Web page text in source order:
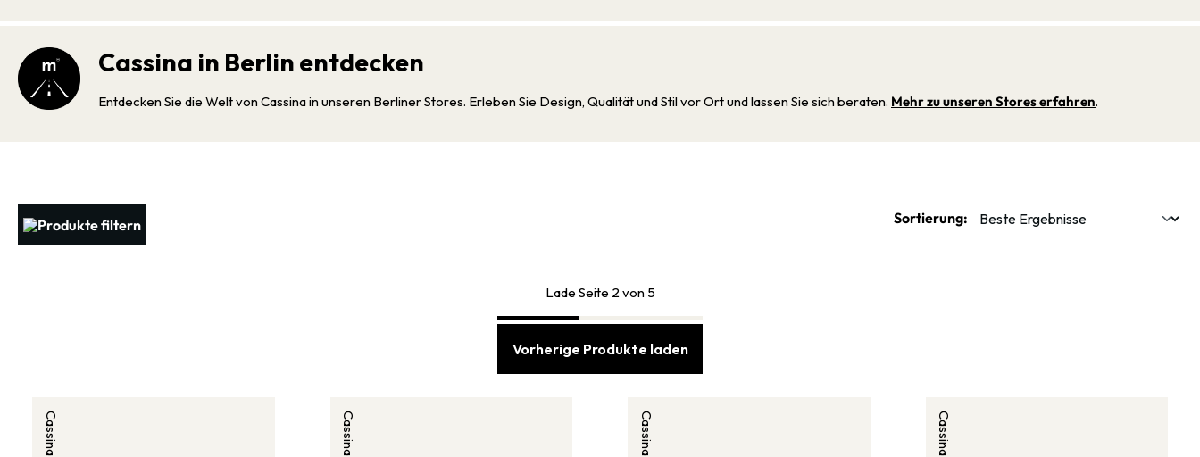
Cassina in Berlin entdecken
Entdecken Sie die Welt von Cassina in unseren Berliner Stores. Erleben Sie Design, Qualität und Stil vor Ort und lassen Sie sich beraten. Mehr zu unseren Stores erfahren.
Produkte filtern Sortierung:
Vorherige Produkte laden
Lade Seite 2 von 5
Cassina Cassina Cassina Cassina